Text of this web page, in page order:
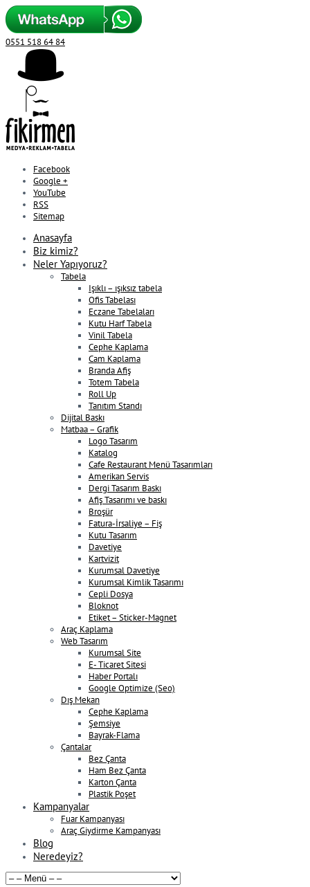
0551 518 64 84
Facebook
Google +
YouTube
RSS
Sitemap
Anasayfa
Biz kimiz?
Neler Yapıyoruz?
Tabela
Işıklı – ışıksız tabela
Ofis Tabelası
Eczane Tabelaları
Kutu Harf Tabela
Vinil Tabela
Cephe Kaplama
Cam Kaplama
Branda Afiş
Totem Tabela
Roll Up
Tanıtım Standı
Dijital Baskı
Matbaa – Grafik
Logo Tasarım
Katalog
Cafe Restaurant Menü Tasarımları
Amerikan Servis
Dergi Tasarım Baskı
Afiş Tasarımı ve baskı
Broşür
Fatura-İrsaliye – Fiş
Kutu Tasarım
Davetiye
Kartvizit
Kurumsal Davetiye
Kurumsal Kimlik Tasarımı
Cepli Dosya
Bloknot
Etiket – Sticker-Magnet
Araç Kaplama
Web Tasarım
Kurumsal Site
E- Ticaret Sitesi
Haber Portalı
Google Optimize (Seo)
Dış Mekan
Cephe Kaplama
Şemsiye
Bayrak-Flama
Çantalar
Bez Çanta
Ham Bez Çanta
Karton Çanta
Plastik Poşet
Kampanyalar
Fuar Kampanyası
Araç Giydirme Kampanyası
Blog
Neredeyiz?